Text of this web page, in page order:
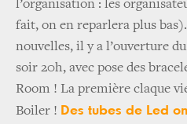
l’organisation : les
fait, on en reparlera plus
nouvelles, il y a l’ouverture
soir 20h, avec pose des
Room ! La première claque
Boiler ! Des tubes de Led